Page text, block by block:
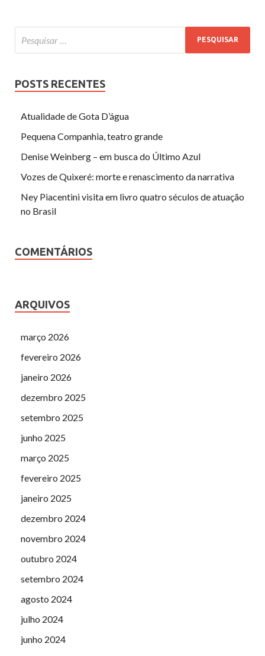
POSTS RECENTES
Atualidade de Gota D’água
Pequena Companhia, teatro grande
Denise Weinberg – em busca do Último Azul
Vozes de Quixeré: morte e renascimento da narrativa
Ney Piacentini visita em livro quatro séculos de atuação
no Brasil
COMENTÁRIOS
ARQUIVOS
março 2026
fevereiro 2026
janeiro 2026
dezembro 2025
setembro 2025
junho 2025
março 2025
fevereiro 2025
janeiro 2025
dezembro 2024
novembro 2024
outubro 2024
setembro 2024
agosto 2024
julho 2024
junho 2024